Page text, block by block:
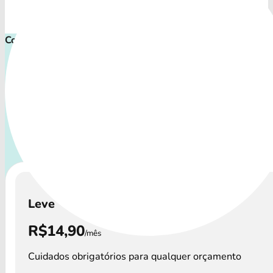
Comece cuidar ainda hoje!
Leve
R$14,90/mês
Cuidados obrigatórios para qualquer orçamento